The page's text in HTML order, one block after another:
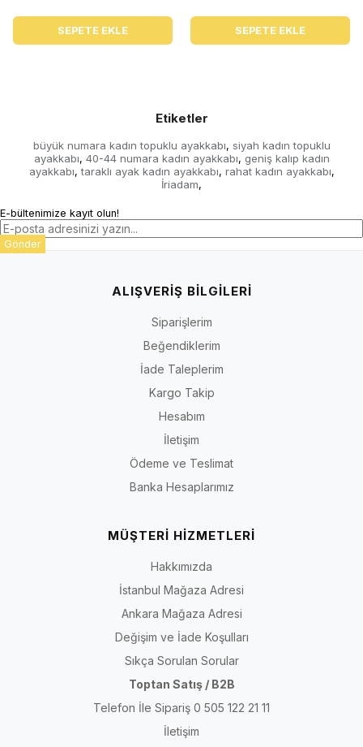
SEPETE EKLE SEPETE EKLE
Etiketler
büyük numara kadın topuklu ayakkabı, siyah kadın topuklu
ayakkabı, 40-44 numara kadın ayakkabı, geniş kalıp kadın
ayakkabı, taraklı ayak kadın ayakkabı, rahat kadın ayakkabı,
İriadam,
E-bültenimize kayıt olun!
Gönder
ALIŞVERİŞ BİLGİLERİ
Siparişlerim
Beğendiklerim
İade Taleplerim
Kargo Takip
Hesabım
İletişim
Ödeme ve Teslimat
Banka Hesaplarımız
MÜŞTERİ HİZMETLERİ
Hakkımızda
İstanbul Mağaza Adresi
Ankara Mağaza Adresi
Değişim ve İade Koşulları
Sıkça Sorulan Sorular
Toptan Satış / B2B
Telefon İle Sipariş 0 505 122 21 11
İletişim